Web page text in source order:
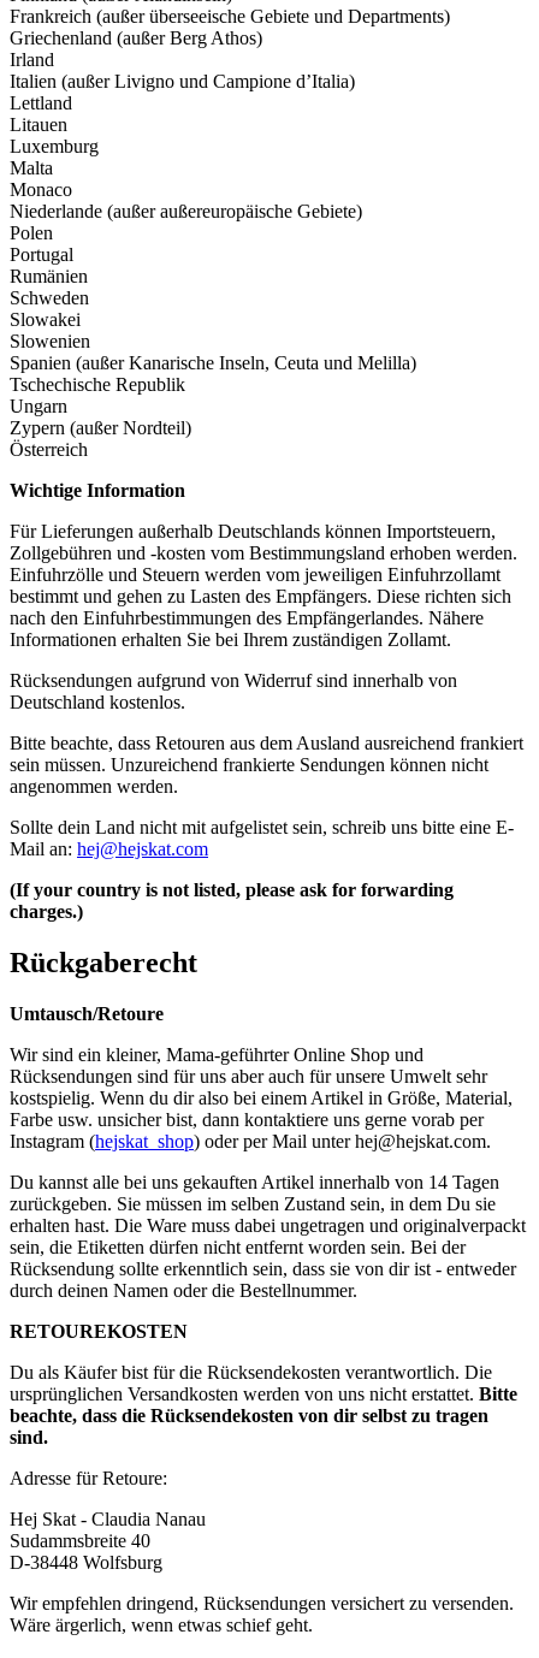
Frankreich (außer überseeische Gebiete und Departments)
Griechenland (außer Berg Athos)
Irland
Italien (außer Livigno und Campione d’Italia)
Lettland
Litauen
Luxemburg
Malta
Monaco
Niederlande (außer außereuropäische Gebiete)
Polen
Portugal
Rumänien
Schweden
Slowakei
Slowenien
Spanien (außer Kanarische Inseln, Ceuta und Melilla)
Tschechische Republik
Ungarn
Zypern (außer Nordteil)
Österreich
Wichtige Information
Für Lieferungen außerhalb Deutschlands können Importsteuern,
Zollgebühren und -kosten vom Bestimmungsland erhoben werden.
Einfuhrzölle und Steuern werden vom jeweiligen Einfuhrzollamt
bestimmt und gehen zu Lasten des Empfängers. Diese richten sich
nach den Einfuhrbestimmungen des Empfängerlandes. Nähere
Informationen erhalten Sie bei Ihrem zuständigen Zollamt.
Rücksendungen aufgrund von Widerruf sind innerhalb von
Deutschland kostenlos.
Bitte beachte, dass Retouren aus dem Ausland ausreichend frankiert
sein müssen. Unzureichend frankierte Sendungen können nicht
angenommen werden.
Sollte dein Land nicht mit aufgelistet sein, schreib uns bitte eine E-
Mail an: hej@hejskat.com
(If your country is not listed, please ask for forwarding
charges.)
Rückgaberecht
Umtausch/Retoure
Wir sind ein kleiner, Mama-geführter Online Shop und
Rücksendungen sind für uns aber auch für unsere Umwelt sehr
kostspielig. Wenn du dir also bei einem Artikel in Größe, Material,
Farbe usw. unsicher bist, dann kontaktiere uns gerne vorab per
Instagram (hejskat_shop) oder per Mail unterhej@hejskat.com.
Du kannst alle bei uns gekauften Artikel innerhalb von 14 Tagen
zurückgeben. Sie müssen im selben Zustand sein, in dem Du sie
erhalten hast. Die Ware muss dabei ungetragen und originalverpackt
sein, die Etiketten dürfen nicht entfernt worden sein. Bei der
Rücksendung sollte erkenntlich sein, dass sie von dir ist - entweder
durch deinen Namen oder die Bestellnummer.
RETOUREKOSTEN
Du als Käufer bist für die Rücksendekosten verantwortlich. Die
ursprünglichen Versandkosten werden von uns nicht erstattet. Bitte
beachte, dass die Rücksendekosten von dir selbst zu tragen
sind.
Adresse für Retoure:
Hej Skat - Claudia Nanau
Sudammsbreite 40
D-38448 Wolfsburg
Wir empfehlen dringend, Rücksendungen versichert zu versenden.
Wäre ärgerlich, wenn etwas schief geht.